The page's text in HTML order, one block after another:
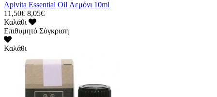
Apivita Essential Oil Λεμόνι 10ml
11,50€ 8,05€
Καλάθι
Επιθυμητό Σύγκριση
Καλάθι